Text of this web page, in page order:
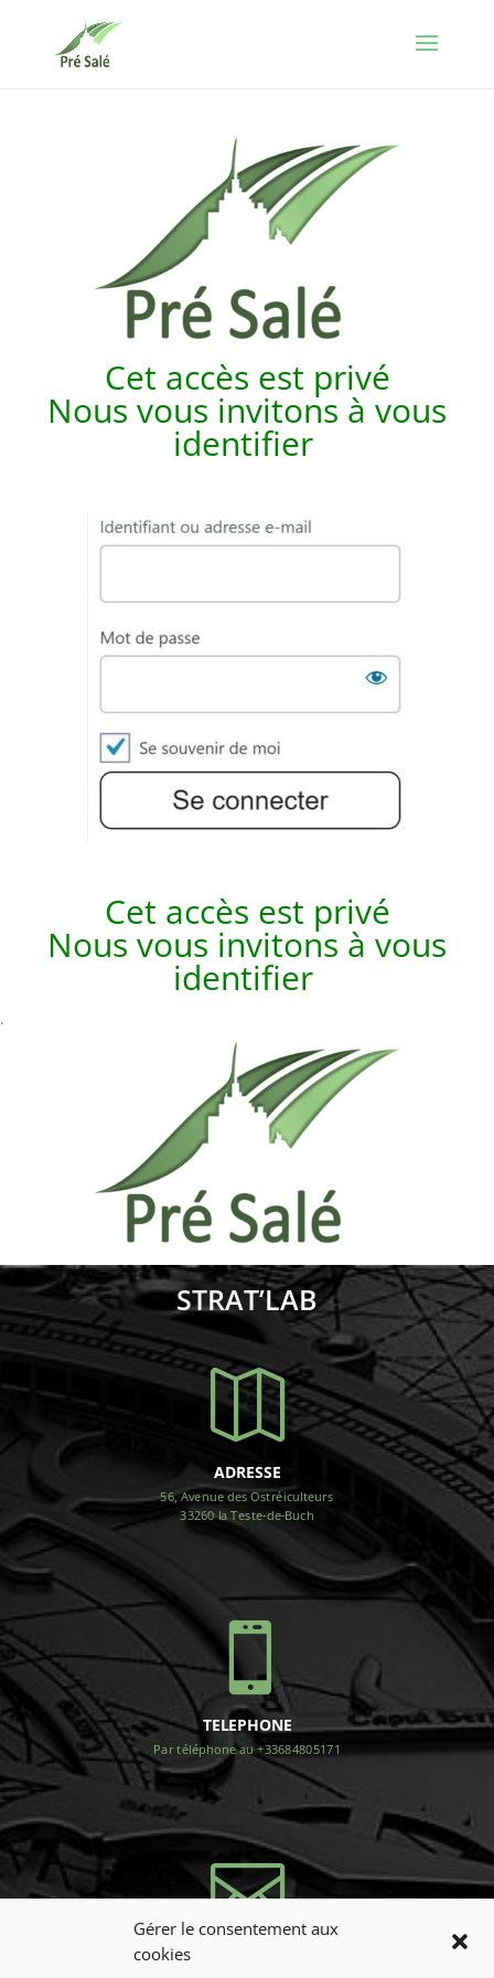
Gérer le consentement aux
cookies
Cet accès est privé
Nous vous invitons à vous
identifier
Cet accès est privé
Nous vous invitons à vous
identifier
.
STRAT’LAB

ADRESSE
56, Avenue des Ostréiculteurs
33260 la Teste-de-Buch

TELEPHONE
Par téléphone au +33684805171

NOUS CONTACTER